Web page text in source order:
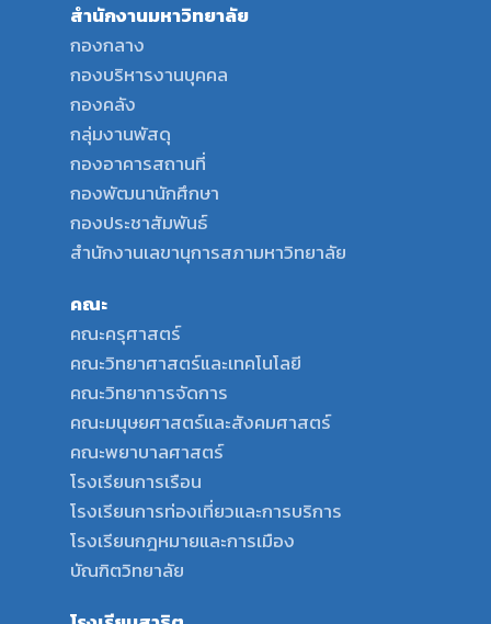
สำนักงานมหาวิทยาลัย
กองกลาง
กองบริหารงานบุคคล
กองคลัง
กลุ่มงานพัสดุ
กองอาคารสถานที่
กองพัฒนานักศึกษา
กองประชาสัมพันธ์
สำนักงานเลขานุการสภามหาวิทยาลัย
คณะ
คณะครุศาสตร์
คณะวิทยาศาสตร์และเทคโนโลยี
คณะวิทยาการจัดการ
คณะมนุษยศาสตร์และสังคมศาสตร์
คณะพยาบาลศาสตร์
โรงเรียนการเรือน
โรงเรียนการท่องเที่ยวและการบริการ
โรงเรียนกฎหมายและการเมือง
บัณฑิตวิทยาลัย